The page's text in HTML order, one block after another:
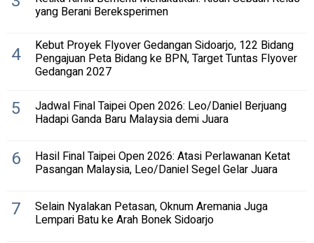
yang Berani Bereksperimen
4 Kebut Proyek Flyover Gedangan Sidoarjo, 122 Bidang
Pengajuan Peta Bidang ke BPN, Target Tuntas Flyover
Gedangan 2027
5 Jadwal Final Taipei Open 2026: Leo/Daniel Berjuang
Hadapi Ganda Baru Malaysia demi Juara
6 Hasil Final Taipei Open 2026: Atasi Perlawanan Ketat
Pasangan Malaysia, Leo/Daniel Segel Gelar Juara
7 Selain Nyalakan Petasan, Oknum Aremania Juga
Lempari Batu ke Arah Bonek Sidoarjo